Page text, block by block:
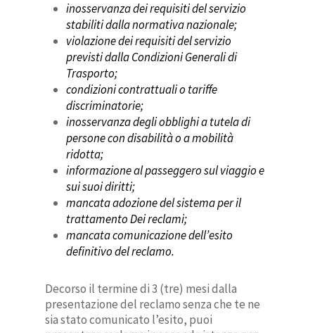
inosservanza dei requisiti del servizio
stabiliti dalla normativa nazionale;
violazione dei requisiti del servizio
previsti dalla Condizioni Generali di
Trasporto;
condizioni contrattuali o tariffe
discriminatorie;
inosservanza degli obblighi a tutela di
persone con disabilità o a mobilità
ridotta;
informazione al passeggero sul viaggio e
sui suoi diritti;
mancata adozione del sistema per il
trattamento Dei reclami;
mancata comunicazione dell’esito
definitivo del reclamo.
Decorso il termine di 3 (tre) mesi dalla
presentazione del reclamo senza che te ne
sia stato comunicato l’esito, puoi
Siracusa
Taormina